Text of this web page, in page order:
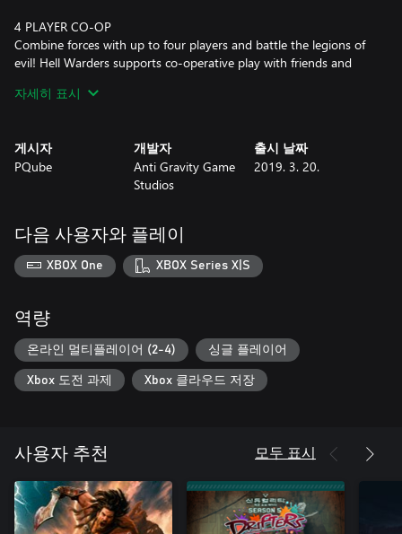
4 PLAYER CO-OP
Combine forces with up to four players and battle the legions of
evil! Hell Warders supports co-operative play with friends and
weapons, skills and abilities.
AN UPGRADE-ABLE ARMORY
your skills and unlocks powerful artifacts allowing you to stand
toe to toe with even the toughest of demons.
EPIC ENCOUNTERS
epic and towering. Every resident of Hell is out to stop you!
자세히 표시
게시자
PQube
개발자
Anti Gravity Game
Studios
출시 날짜
2019. 3. 20.
다음 사용자와 플레이
XBOX One XBOX Series X|S
역량
온라인 멀티플레이어 (2-4) 싱글 플레이어
Xbox 도전 과제 Xbox 클라우드 저장
사용자 추천 모두 표시